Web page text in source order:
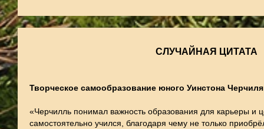
СЛУЧАЙНАЯ ЦИТАТА
Творческое самообразование юного Уинстона Черчиля
«Черчилль понимал важность образования для карьеры и
самостоятельно учился, благодаря чему не только